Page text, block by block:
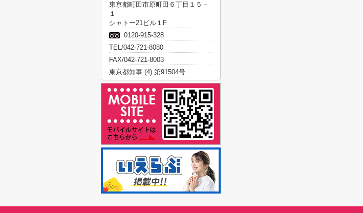
東京都町田市原町田６丁目１５－
１
シャトー21ビル１F
0120-915-328
TEL/042-721-8080
FAX/042-721-8003
東京都知事 (4) 第91504号